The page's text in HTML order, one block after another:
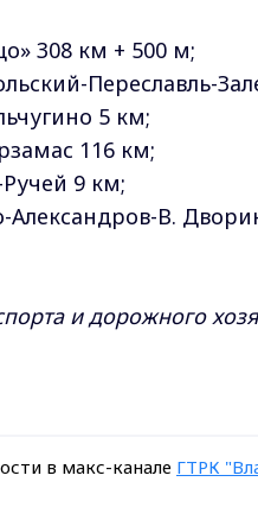
308 км + 500 м;
Переславль-
5 км;
116 км;
9 км;
В.
и дорожного
в макс-канале ГТРК